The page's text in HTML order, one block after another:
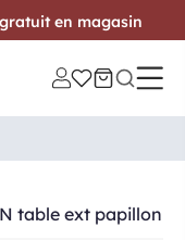
table ext papillon
en magasin